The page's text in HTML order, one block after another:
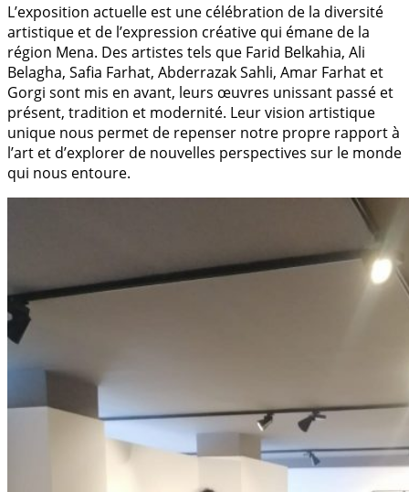
L’exposition actuelle est une célébration de la diversité
artistique et de l’expression créative qui émane de la
région Mena. Des artistes tels que Farid Belkahia, Ali
Belagha, Safia Farhat, Abderrazak Sahli, Amar Farhat et
Gorgi sont mis en avant, leurs œuvres unissant passé et
présent, tradition et modernité. Leur vision artistique
unique nous permet de repenser notre propre rapport à
l’art et d’explorer de nouvelles perspectives sur le monde
qui nous entoure.